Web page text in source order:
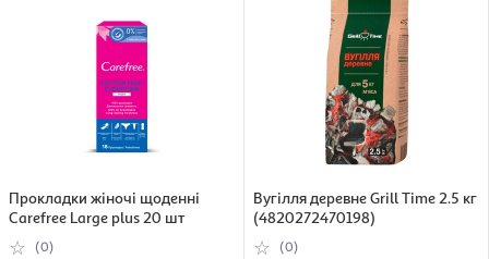
Прокладки жіночі щоденнi
Carefree Large plus 20 шт
(0)
Вугілля деревне Grill Time 2.5 кг
(4820272470198)
(0)